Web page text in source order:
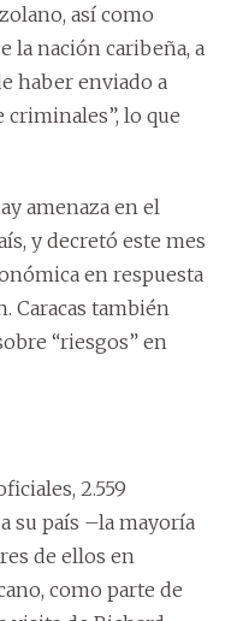
así como
la nación caribeña, a
haber enviado a
criminales”, lo que
amenaza en el
y decretó este mes
en respuesta
Caracas también
“riesgos” en
2.559
su país –la mayoría
de ellos en
como parte de